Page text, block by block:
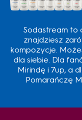
Sodastream to
znajdziesz
kompozycje.
dla siebie. Dla
Mirindę i 7up, a
Pomarańczę